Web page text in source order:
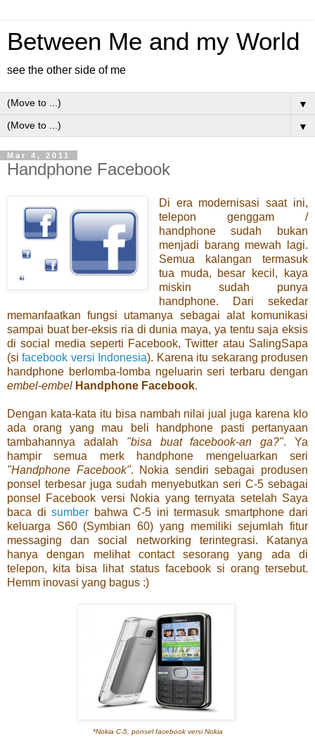
Between Me and my World
see the other side of me
▼
▼
Mar 4, 2011
Handphone Facebook
Di era modernisasi saat ini,
telepon genggam /
handphone sudah bukan
menjadi barang mewah lagi.
Semua kalangan termasuk
tua muda, besar kecil, kaya
miskin sudah punya
handphone. Dari sekedar
memanfaatkan fungsi utamanya sebagai alat komunikasi
sampai buat ber-eksis ria di dunia maya, ya tentu saja eksis
di social media seperti Facebook, Twitter atau SalingSapa
(sifacebook versi Indonesia). Karena itu sekarang produsen
handphone berlomba-lomba ngeluarin seri terbaru dengan
embel-embel Handphone Facebook.
Dengan kata-kata itu bisa nambah nilai jual juga karena klo
ada orang yang mau beli handphone pasti pertanyaan
tambahannya
adalah "bisa buat facebook-an ga?". Ya
hampir semua merk handphone mengeluarkan seri
"Handphone Facebook". Nokia sendiri sebagai produsen
ponsel terbesar juga sudah menyebutkan seri C-5 sebagai
ponsel Facebook versi Nokia yang ternyata setelah Saya
baca di sumber bahwa C-5 ini termasuk smartphone dari
keluarga S60 (Symbian 60) yang memiliki sejumlah fitur
messaging dan social networking terintegrasi. Katanya
hanya dengan melihat contact sesorang yang ada di
telepon, kita bisa lihat status facebook si orang tersebut.
Hemm inovasi yang bagus :)
*Nokia C-5, ponsel facebook versi Nokia